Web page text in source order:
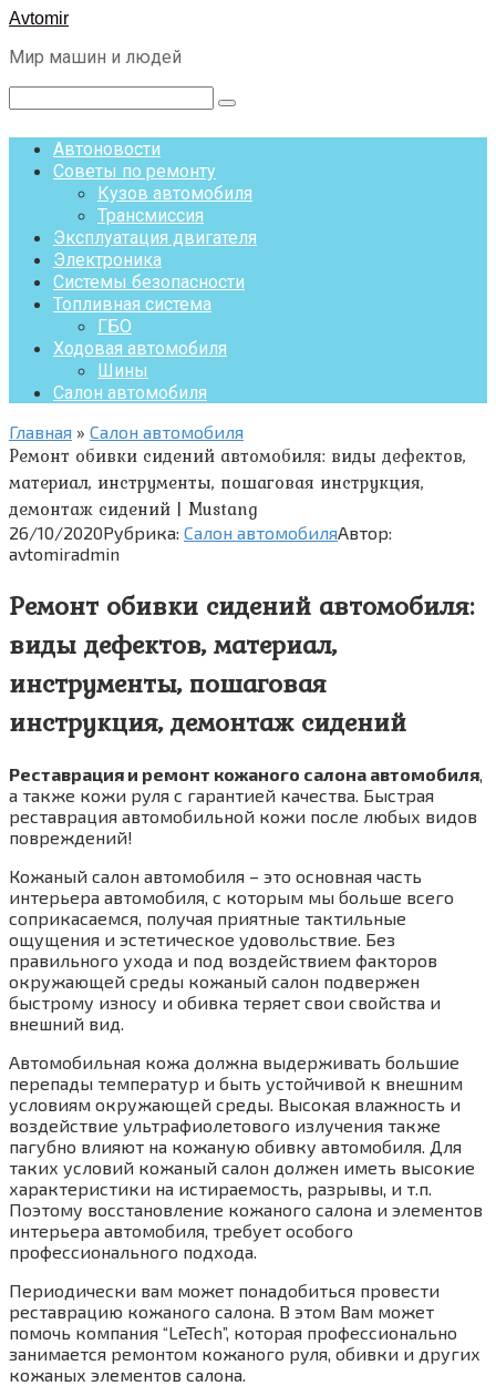
Перейти
контенту
Avtomir
Мир машин и людей
Поиск:
Автоновости
Советы по ремонту
Кузов автомобиля
Трансмиссия
Эксплуатация двигателя
Электроника
Системы безопасности
Топливная система
ГБО
Ходовая автомобиля
Шины
Салон автомобиля
Главная » Салон автомобиля
Ремонт обивки сидений автомобиля: виды дефектов,
материал, инструменты, пошаговая инструкция,
демонтаж сидений | Mustang
26/10/2020Рубрика: Салон автомобиляАвтор:
avtomiradmin
Ремонт обивки сидений автомобиля:
виды дефектов, материал,
инструменты, пошаговая
инструкция, демонтаж сидений
Реставрация и ремонт кожаного салона автомобиля,
а также кожи руля с гарантией качества. Быстрая
реставрация автомобильной кожи после любых видов
повреждений!
Кожаный салон автомобиля – это основная часть
интерьера автомобиля, с которым мы больше всего
соприкасаемся, получая приятные тактильные
ощущения и эстетическое удовольствие. Без
правильного ухода и под воздействием факторов
окружающей среды кожаный салон подвержен
быстрому износу и обивка теряет свои свойства и
внешний вид.
Автомобильная кожа должна выдерживать большие
перепады температур и быть устойчивой к внешним
условиям окружающей среды. Высокая влажность и
воздействие ультрафиолетового излучения также
пагубно влияют на кожаную обивку автомобиля. Для
таких условий кожаный салон должен иметь высокие
характеристики на истираемость, разрывы, и т.п.
Поэтому восстановление кожаного салона и элементов
интерьера автомобиля, требует особого
профессионального подхода.
Периодически вам может понадобиться провести
реставрацию кожаного салона. В этом Вам может
помочь компания “LeTech”, которая профессионально
занимается ремонтом кожаного руля, обивки и других
кожаных элементов салона.